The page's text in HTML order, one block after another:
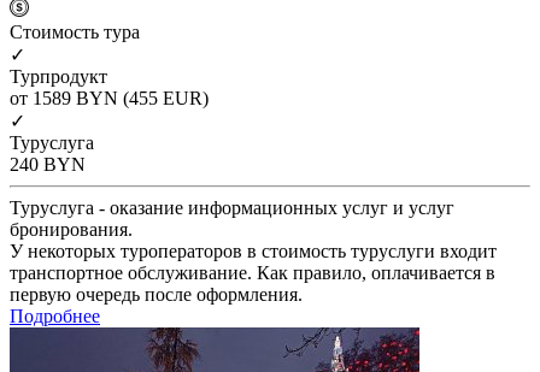
Cтоимость тура
✓
Турпродукт
от 1589 BYN (455 EUR)
✓
Туруслуга
240 BYN
Туруслуга - оказание информационных услуг и услуг
бронирования.
У некоторых туроператоров в стоимость туруслуги входит
транспортное обслуживание. Как правило, оплачивается в
первую очередь после оформления.
Подробнее